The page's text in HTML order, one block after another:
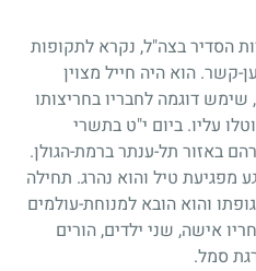
הסדיר בצה"ל, נקרא לתקופות
קשר. הוא היה חייל מצוין
שימש דוגמה לחבריו בחריצותו
עליו. ביום י"ט בתשרי
באזור תל-ענתר ברמת-הגולן.
מפגיעת טיל והוא נהרג. תחילה
והוא הובא למנוחת-עולמים
אישה, שני ילדים, הורים
סמל.